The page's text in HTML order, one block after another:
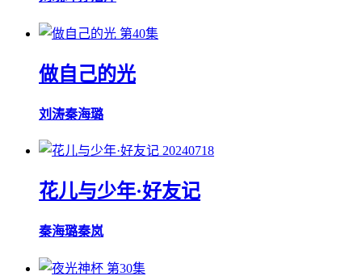
第40集
做自己的光
刘涛秦海璐
20240718
花儿与少年·好友记
秦海璐秦岚
第30集